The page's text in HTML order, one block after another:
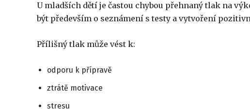
U mladších dětí je častou chybou přehnaný tlak na
být především o seznámení s testy a vytvoření
Přílišný tlak může vést k:
odporu k přípravě
ztrátě motivace
stresu